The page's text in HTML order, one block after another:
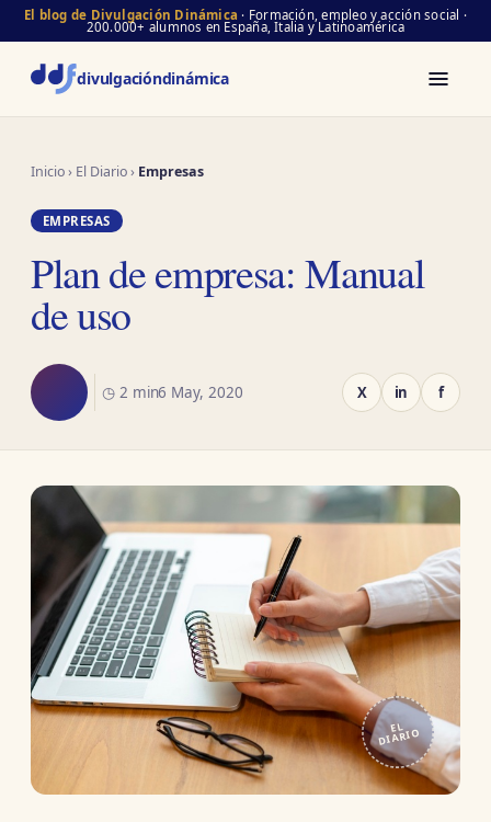
El blog de Divulgación Dinámica · Formación, empleo y acción social ·
200.000+ alumnos en España, Italia y Latinoamérica
divulgacióndinámica
Inicio› El Diario› Empresas
EMPRESAS
Plan de empresa: Manual
de uso
◷ 2 min6 May, 2020 X in f
EL
DIARIO